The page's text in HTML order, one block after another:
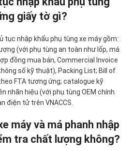
giấy tờ gì?
tục nhập khẩu phụ tùng xe máy gồm:
(với phụ tùng an toàn như lốp, má
đồng mua bán, Commercial Invoice
số kỹ thuật), Packing List; Bill of
FTA tương ứng; catalogue kỹ
nhãn hiệu (với phụ tùng OEM chính
điện tử trên VNACCS.
máy và má phanh nhập
tra chất lượng không?